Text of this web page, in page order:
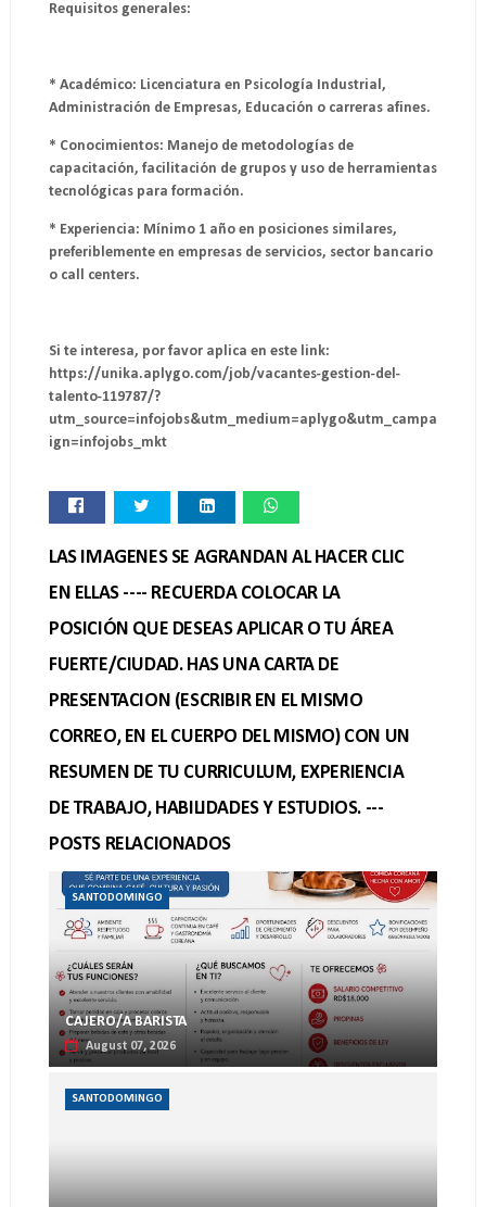
Requisitos generales:
* Académico: Licenciatura en Psicología Industrial,
Administración de Empresas, Educación o carreras afines.
* Conocimientos: Manejo de metodologías de
capacitación, facilitación de grupos y uso de herramientas
tecnológicas para formación.
* Experiencia: Mínimo 1 año en posiciones similares,
preferiblemente en empresas de servicios, sector bancario
o call centers.
Si te interesa, por favor aplica en este link:
https://unika.aplygo.com/job/vacantes-gestion-del-
talento-119787/?
utm_source=infojobs&utm_medium=aplygo&utm_campa
ign=infojobs_mkt
LAS IMAGENES SE AGRANDAN AL HACER CLIC
EN ELLAS ---- RECUERDA COLOCAR LA
POSICIÓN QUE DESEAS APLICAR O TU ÁREA
FUERTE/CIUDAD. HAS UNA CARTA DE
PRESENTACION (ESCRIBIR EN EL MISMO
CORREO, EN EL CUERPO DEL MISMO) CON UN
RESUMEN DE TU CURRICULUM, EXPERIENCIA
DE TRABAJO, HABILIDADES Y ESTUDIOS. ---
POSTS RELACIONADOS
SANTODOMINGO
CAJERO/A BARISTA
August 07, 2026
SANTODOMINGO